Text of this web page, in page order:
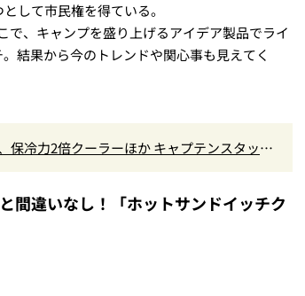
して市民権を得ている。
、キャンプを盛り上げるアイデア製品でライ
結果から今のトレンドや関心事も見えてく
保冷力2倍クーラーほか キャプテンスタッグ
間違いなし！「ホットサンドイッチク